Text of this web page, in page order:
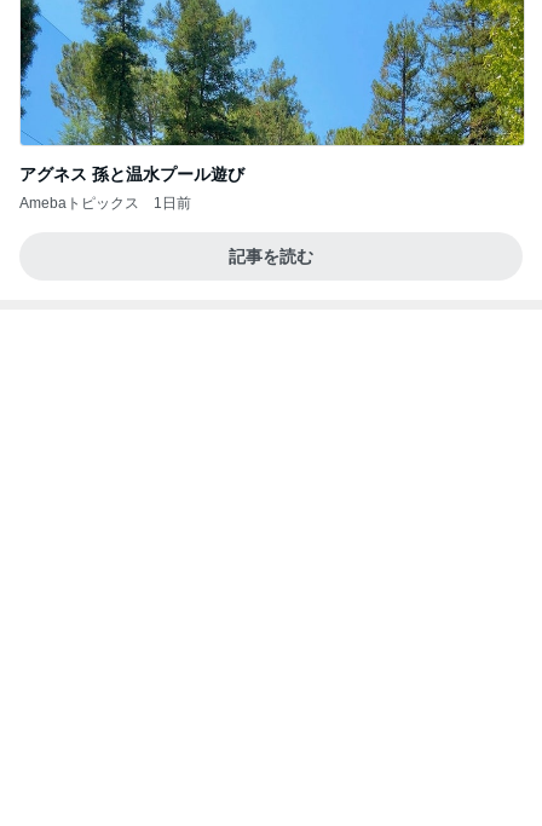
アグネス 孫と温水プール遊び
Amebaトピックス 1日前
記事を読む